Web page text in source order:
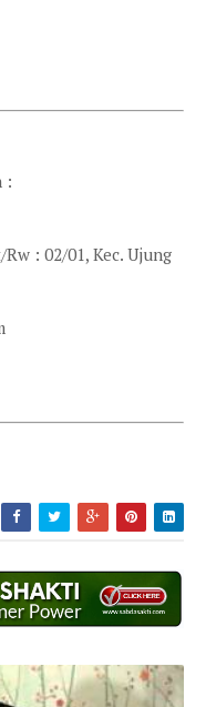
:
: 02/01, Kec. Ujung